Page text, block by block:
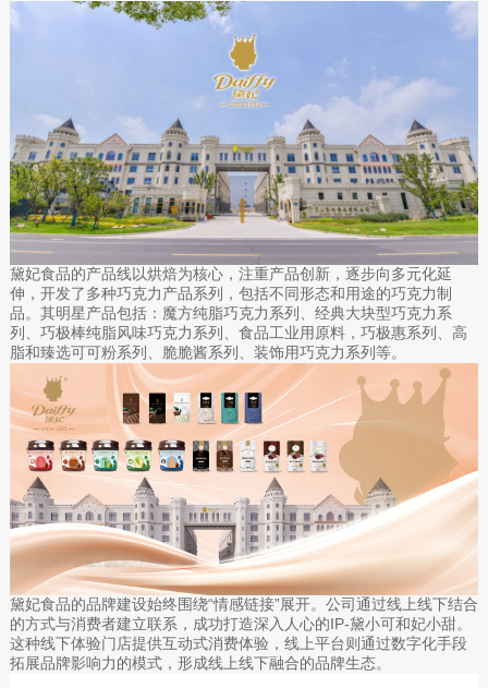
黛妃食品的产品线以烘焙为核心，注重产品创新，逐步向多元化延
伸，开发了多种巧克力产品系列，包括不同形态和用途的巧克力制
品。其明星产品包括：魔方纯脂巧克力系列、经典大块型巧克力系
列、巧极棒纯脂风味巧克力系列、食品工业用原料，巧极惠系列、高
脂和臻选可可粉系列、脆脆酱系列、装饰用巧克力系列等。
黛妃食品的品牌建设始终围绕“情感链接”展开。公司通过线上线下结合
的方式与消费者建立联系，成功打造深入人心的IP-黛小可和妃小甜。
这种线下体验门店提供互动式消费体验，线上平台则通过数字化手段
拓展品牌影响力的模式，形成线上线下融合的品牌生态。